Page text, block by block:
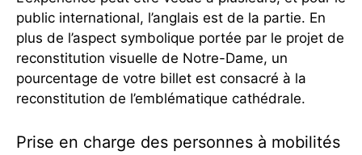
public international, l’anglais est de la partie. En
plus de l’aspect symbolique portée par le projet de
reconstitution visuelle de Notre-Dame, un
pourcentage de votre billet est consacré à la
reconstitution de l’emblématique cathédrale.
Prise en charge des personnes à mobilités